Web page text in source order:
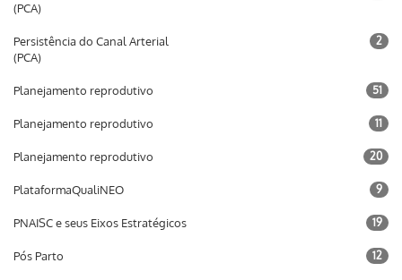
(PCA)
Persistência do Canal Arterial
(PCA)
2
Planejamento reprodutivo 51
Planejamento reprodutivo 11
Planejamento reprodutivo 20
PlataformaQualiNEO 9
PNAISC e seus Eixos Estratégicos 19
Pós Parto 12